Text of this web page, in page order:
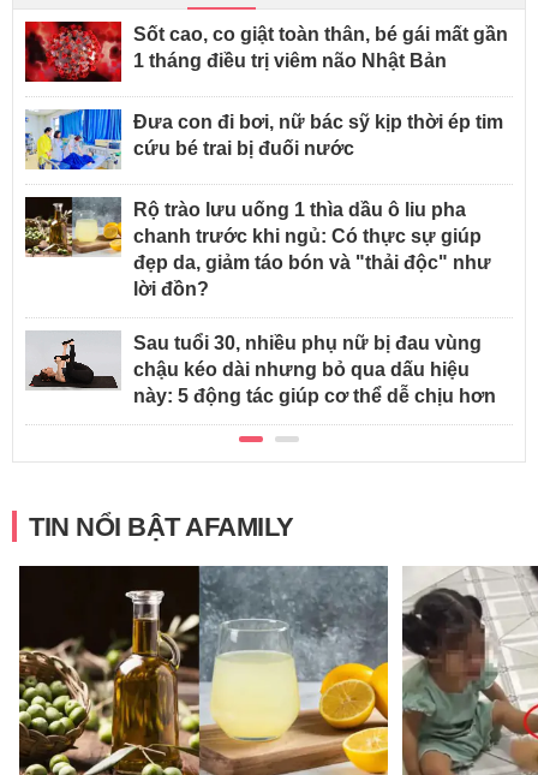
Sốt cao, co giật toàn thân, bé gái mất gần
1 tháng điều trị viêm não Nhật Bản
Đưa con đi bơi, nữ bác sỹ kịp thời ép tim
cứu bé trai bị đuối nước
Rộ trào lưu uống 1 thìa dầu ô liu pha
chanh trước khi ngủ: Có thực sự giúp
đẹp da, giảm táo bón và "thải độc" như
lời đồn?
Sau tuổi 30, nhiều phụ nữ bị đau vùng
chậu kéo dài nhưng bỏ qua dấu hiệu
này: 5 động tác giúp cơ thể dễ chịu hơn
TIN NỔI BẬT AFAMILY